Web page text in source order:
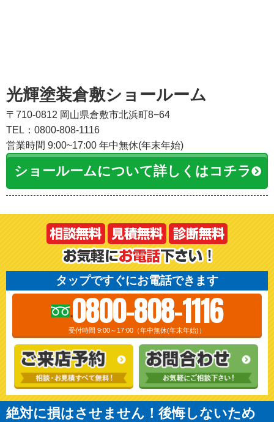
光輝塗装倉敷ショールーム
〒710-0812 岡山県倉敷市北浜町8−64
TEL：0800-808-1116
営業時間 9:00~17:00 年中無休(年末年始)
ショールームについて詳しくはコチラ
タップですぐにお電話できます
0800-808-1116
受付時間 9:00～17:00（年中無休(年末年始)）
絶対に損はさせません！後悔しないため